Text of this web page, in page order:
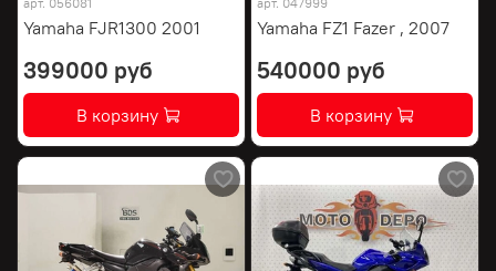
Yamaha FJR1300 2001
399000 руб
В корзину
Yamaha FZ1 Fazer , 2007
540000 руб
В корзину